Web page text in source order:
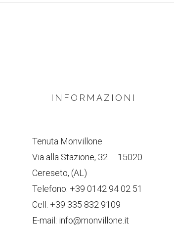
INFORMAZIONI
Tenuta Monvillone
Via alla Stazione, 32 – 15020
Cereseto, (AL)
Telefono: +39 0142 94 02 51
Cell: +39 335 832 9109
E-mail: info@monvillone.it